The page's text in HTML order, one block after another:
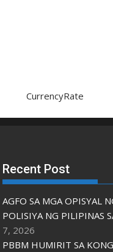
CurrencyRate
Recent Post
AGFO SA MGA OPISYAL
POLISIYA NG PILIPINAS
7, 2026
PBBM HUMIRIT SA